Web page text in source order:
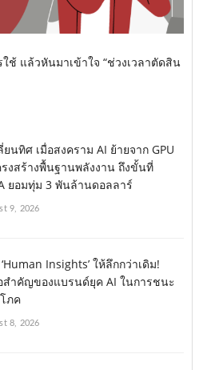
ช้ แล้วหันมาเข้าใจ “ช่วงเวลาตัดสิน
ยนทิศ เมื่อสงคราม AI ย้ายจาก GPU
งสร้างพื้นฐานพลังงาน ถึงขั้นที่
ยอมทุ่ม 3 พันล้านดอลลาร์
9, 2026
Insights’ ให้ลึกกว่าเดิม!
สำคัญของแบรนด์ยุค AI ในการชนะ
ภค
8, 2026